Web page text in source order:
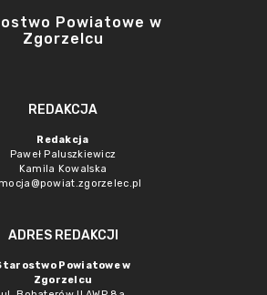
Powiatowe w
Zgorzelcu
REDAKCJA
Redakcja
Paweł Paluszkiewicz
Kamila Kowalska
ADRES REDAKCJI
Powiatowe w
Zgorzelcu